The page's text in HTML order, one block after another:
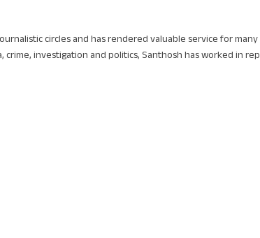
circles and has rendered valuable service for
investigation and politics, Santhosh has worked in